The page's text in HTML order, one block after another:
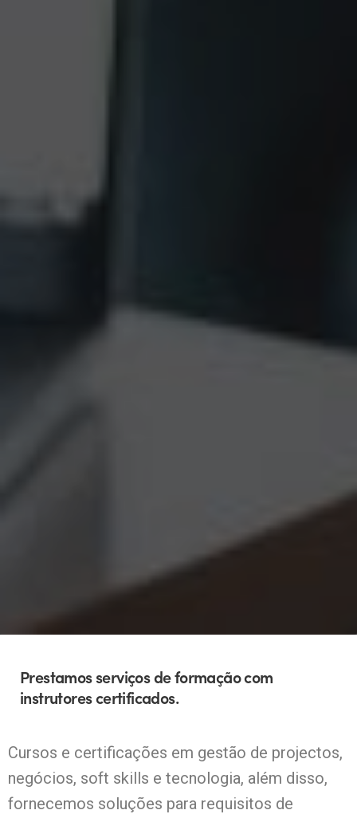
Prestamos serviços de formação com
instrutores certificados.
Cursos e certificações em gestão de projectos,
negócios, soft skills e tecnologia, além disso,
fornecemos soluções para requisitos de